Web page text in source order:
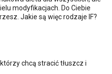
modyfikacjach. Do Ciebie
Jakie są więc rodzaje IF?
chcą stracić tłuszcz i